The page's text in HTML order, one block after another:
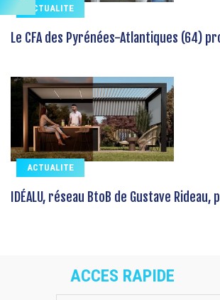
ACTUALITE
Le CFA des Pyrénées-Atlantiques (64)
ACTUALITE
IDÉALU, réseau BtoB de Gustave Rideau,
ACCES RAPIDE